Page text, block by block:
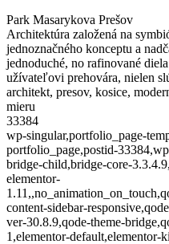
Park Masarykova Prešov
Architektúra založená na
jednoznačného konceptu a
jednoduché, no rafinované
užívateľovi prehovára, nielen
architekt, presov, kosice,
mieru
33384
wp-singular,portfolio_page-
portfolio_page,postid-
bridge-child,bridge-core-
elementor-
content-sidebar-
ver-30.8.9,qode-theme-
1,elementor-default,elementor-